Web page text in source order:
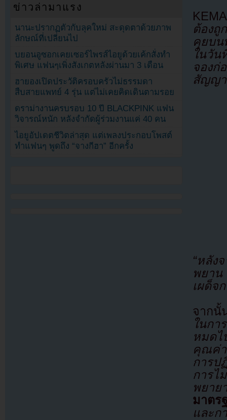
ต้องถู
คุยบน
ในวัน
จองก่
สัญญา
“หลัง
พยา
เผด็จ
จาก
ในกา
หมด
คุณค่า
การป
การ
พยา
มาตร
และก
ข่าวล่ามาแรง
นานะปรากฏตัวกับลุคใหม่ สะดุดตาด้วยภาพ
ลักษณ์ที่เปลี่ยนไป
บยอนอูซอกเคยเซอร์ไพรส์ไอยูด้วยเค้กสั่งทำ
พิเศษ แฟนๆเพิ่งสังเกตหลังผ่านมา 3 เดือน
ฮายองเปิดประวัติครอบครัวไม่ธรรมดา
สืบสายแพทย์ 4 รุ่น แต่ไม่เคยคิดเดินตามรอย
ดราม่างานครบรอบ 10 ปี BLACKPINK แฟน
วิจารณ์หนัก หลังจำกัดผู้ร่วมงานแค่ 40 คน
ไอยูอัปเดตชีวิตล่าสุด แต่เพลงประกอบโพสต์
ทำแฟนๆ พูดถึง “จางกีฮา” อีกครั้ง